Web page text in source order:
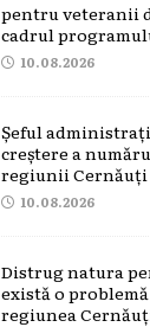
pentru veteranii
cadrul
10.08.2026
Șeful
creștere a
regiunii Cernăuți
10.08.2026
Distrug natura
există o
regiunea